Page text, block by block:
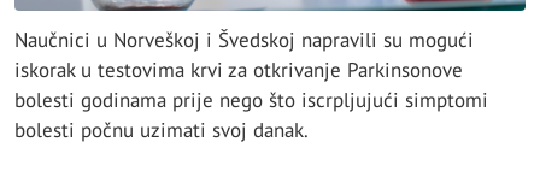
Naučnici u Norveškoj i Švedskoj napravili su mogući
iskorak u testovima krvi za otkrivanje Parkinsonove
bolesti godinama prije nego što iscrpljujući simptomi
bolesti počnu uzimati svoj danak.